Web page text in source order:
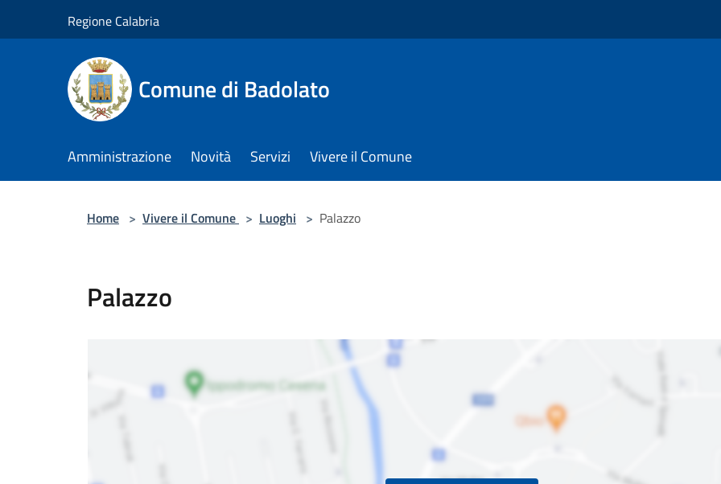
Regione Calabria
Comune di Badolato
Amministrazione Novità Servizi Vivere il Comune
Home > Vivere il Comune > Luoghi > Palazzo
Palazzo